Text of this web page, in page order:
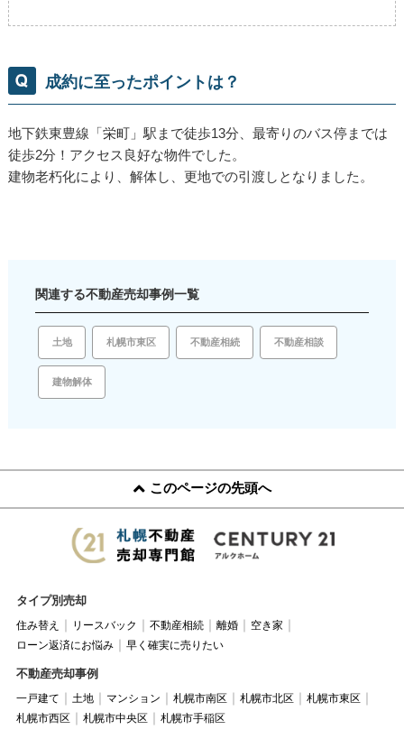
成約に至ったポイントは？
地下鉄東豊線「栄町」駅まで徒歩13分、最寄りのバス停までは
徒歩2分！アクセス良好な物件でした。
建物老朽化により、解体し、更地での引渡しとなりました。
関連する不動産売却事例一覧
土地 札幌市東区 不動産相続 不動産相談
建物解体
このページの先頭へ
タイプ別売却
住み替え リースバック 不動産相続 離婚
空き家
ローン返済にお悩み
早く確実に売りたい
不動産売却事例
一戸建て 土地 マンション 札幌市南区 札幌市北区
札幌市東区
札幌市西区
札幌市中央区 札幌市手稲区